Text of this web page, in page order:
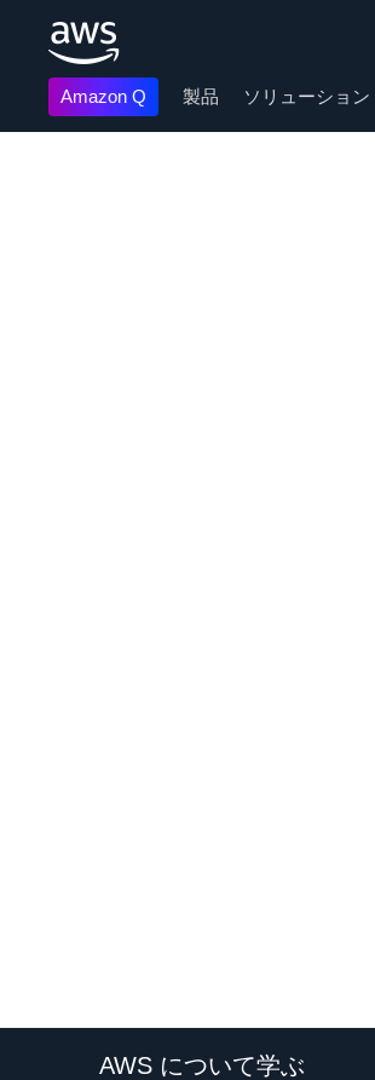
Amazon Q 製品 ソリューション
AWS について学ぶ